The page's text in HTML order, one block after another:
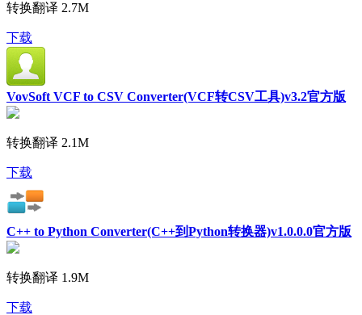
转换翻译 2.7M
下载
VovSoft VCF to CSV Converter(VCF转CSV工具)v3.2官方版
转换翻译 2.1M
下载
C++ to Python Converter(C++到Python转换器)v1.0.0.0官方版
转换翻译 1.9M
下载